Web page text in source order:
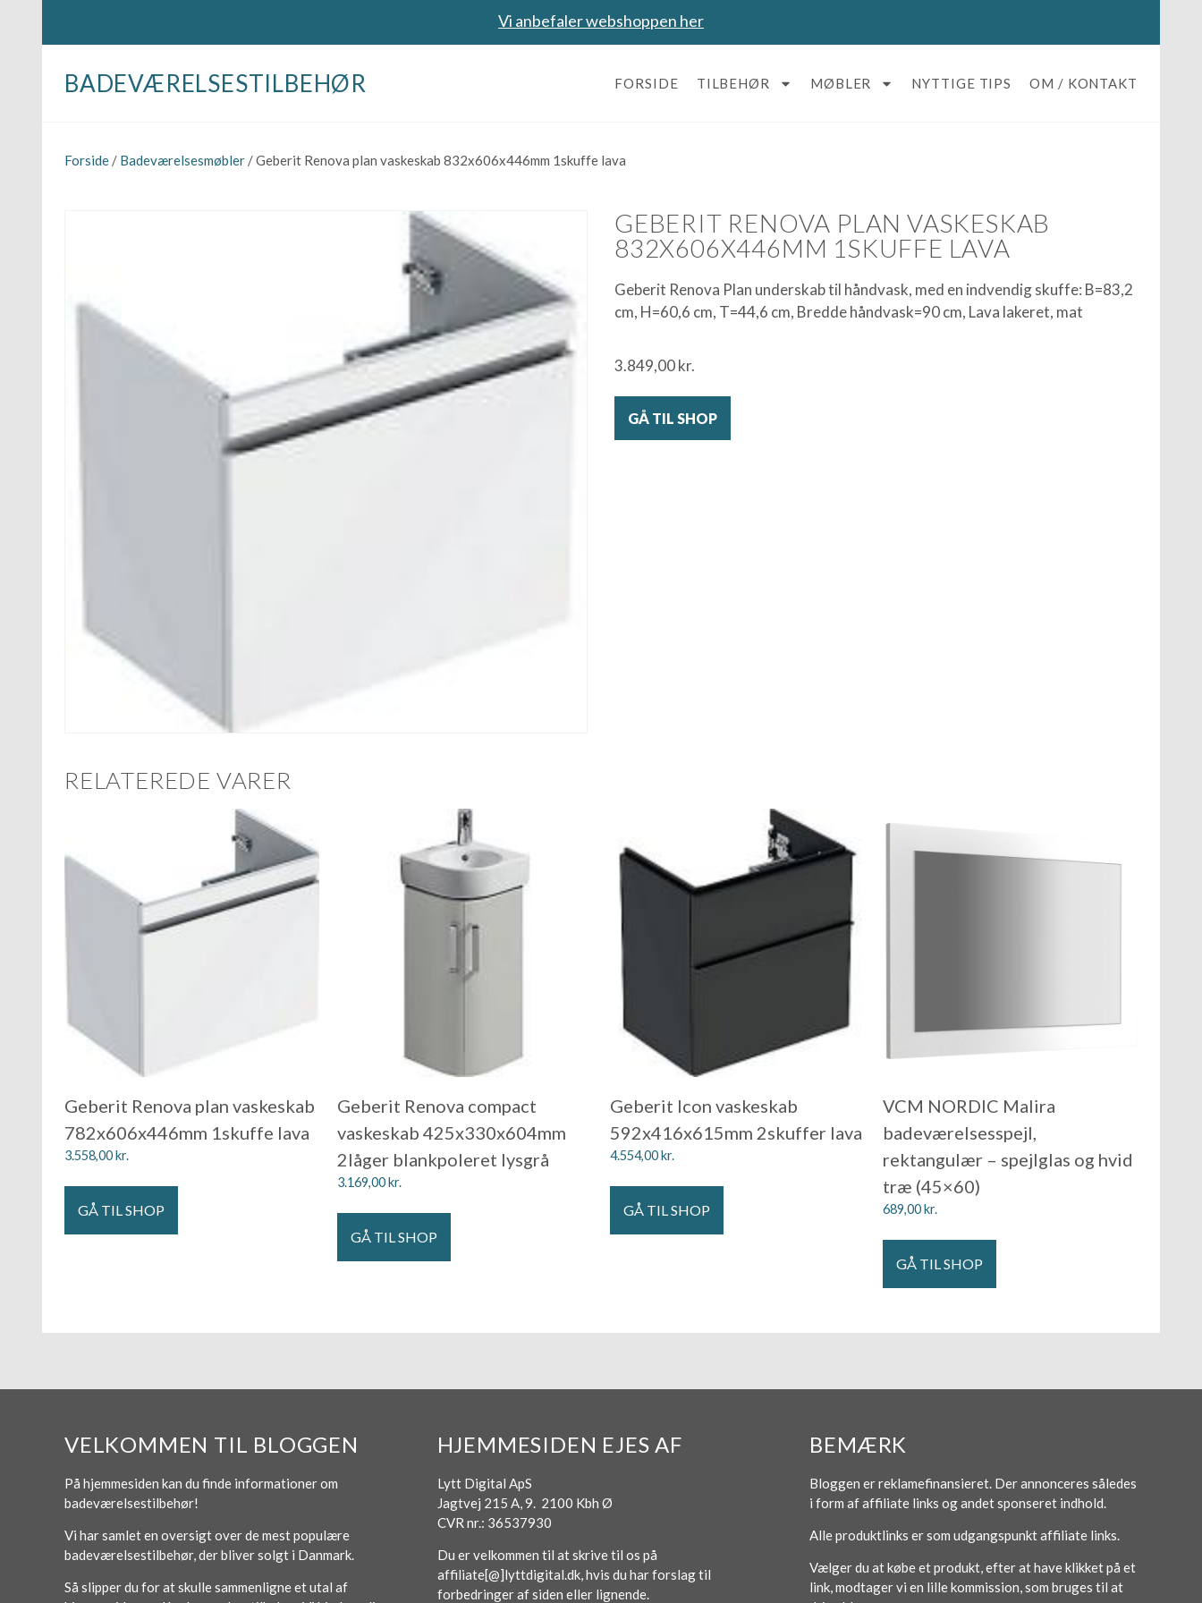
Vi anbefaler webshoppen her
BADEVÆRELSESTILBEHØR FORSIDE TILBEHØR MØBLER NYTTIGE TIPS OM / KONTAKT
Forside / Badeværelsesmøbler / Geberit Renova plan vaskeskab 832x606x446mm 1skuffe lava
GEBERIT RENOVA PLAN VASKESKAB
832X606X446MM 1SKUFFE LAVA
Geberit Renova Plan underskab til håndvask, med en indvendig skuffe: B=83,2
cm, H=60,6 cm, T=44,6 cm, Bredde håndvask=90 cm, Lava lakeret, mat
3.849,00kr.
GÅ TIL SHOP
RELATEREDE VARER
Geberit Renova plan vaskeskab
782x606x446mm 1skuffe lava
3.558,00kr.
GÅ TIL SHOP
Geberit Renova compact
vaskeskab 425x330x604mm
2låger blankpoleret lysgrå
3.169,00kr.
GÅ TIL SHOP
Geberit Icon vaskeskab
592x416x615mm 2skuffer lava
4.554,00kr.
GÅ TIL SHOP
VCM NORDIC Malira
badeværelsesspejl,
rektangulær – spejlglas og hvid
træ (45×60)
689,00kr.
GÅ TIL SHOP
VELKOMMEN TIL BLOGGEN
På hjemmesiden kan du finde informationer om
badeværelsestilbehør!
Vi har samlet en oversigt over de mest populære
badeværelsestilbehør, der bliver solgt i Danmark.
Så slipper du for at skulle sammenligne et utal af
HJEMMESIDEN EJES AF
Lytt Digital ApS
Jagtvej 215 A, 9. 2100 Kbh Ø
CVR nr.: 36537930
Du er velkommen til at skrive til os på
affiliate[@]lyttdigital.dk, hvis du har forslag til
forbedringer af siden eller lignende.
BEMÆRK
Bloggen er reklamefinansieret. Der annonceres således
i form af affiliate links og andet sponseret indhold.
Alle produktlinks er som udgangspunkt affiliate links.
Vælger du at købe et produkt, efter at have klikket på et
link, modtager vi en lille kommission, som bruges til at